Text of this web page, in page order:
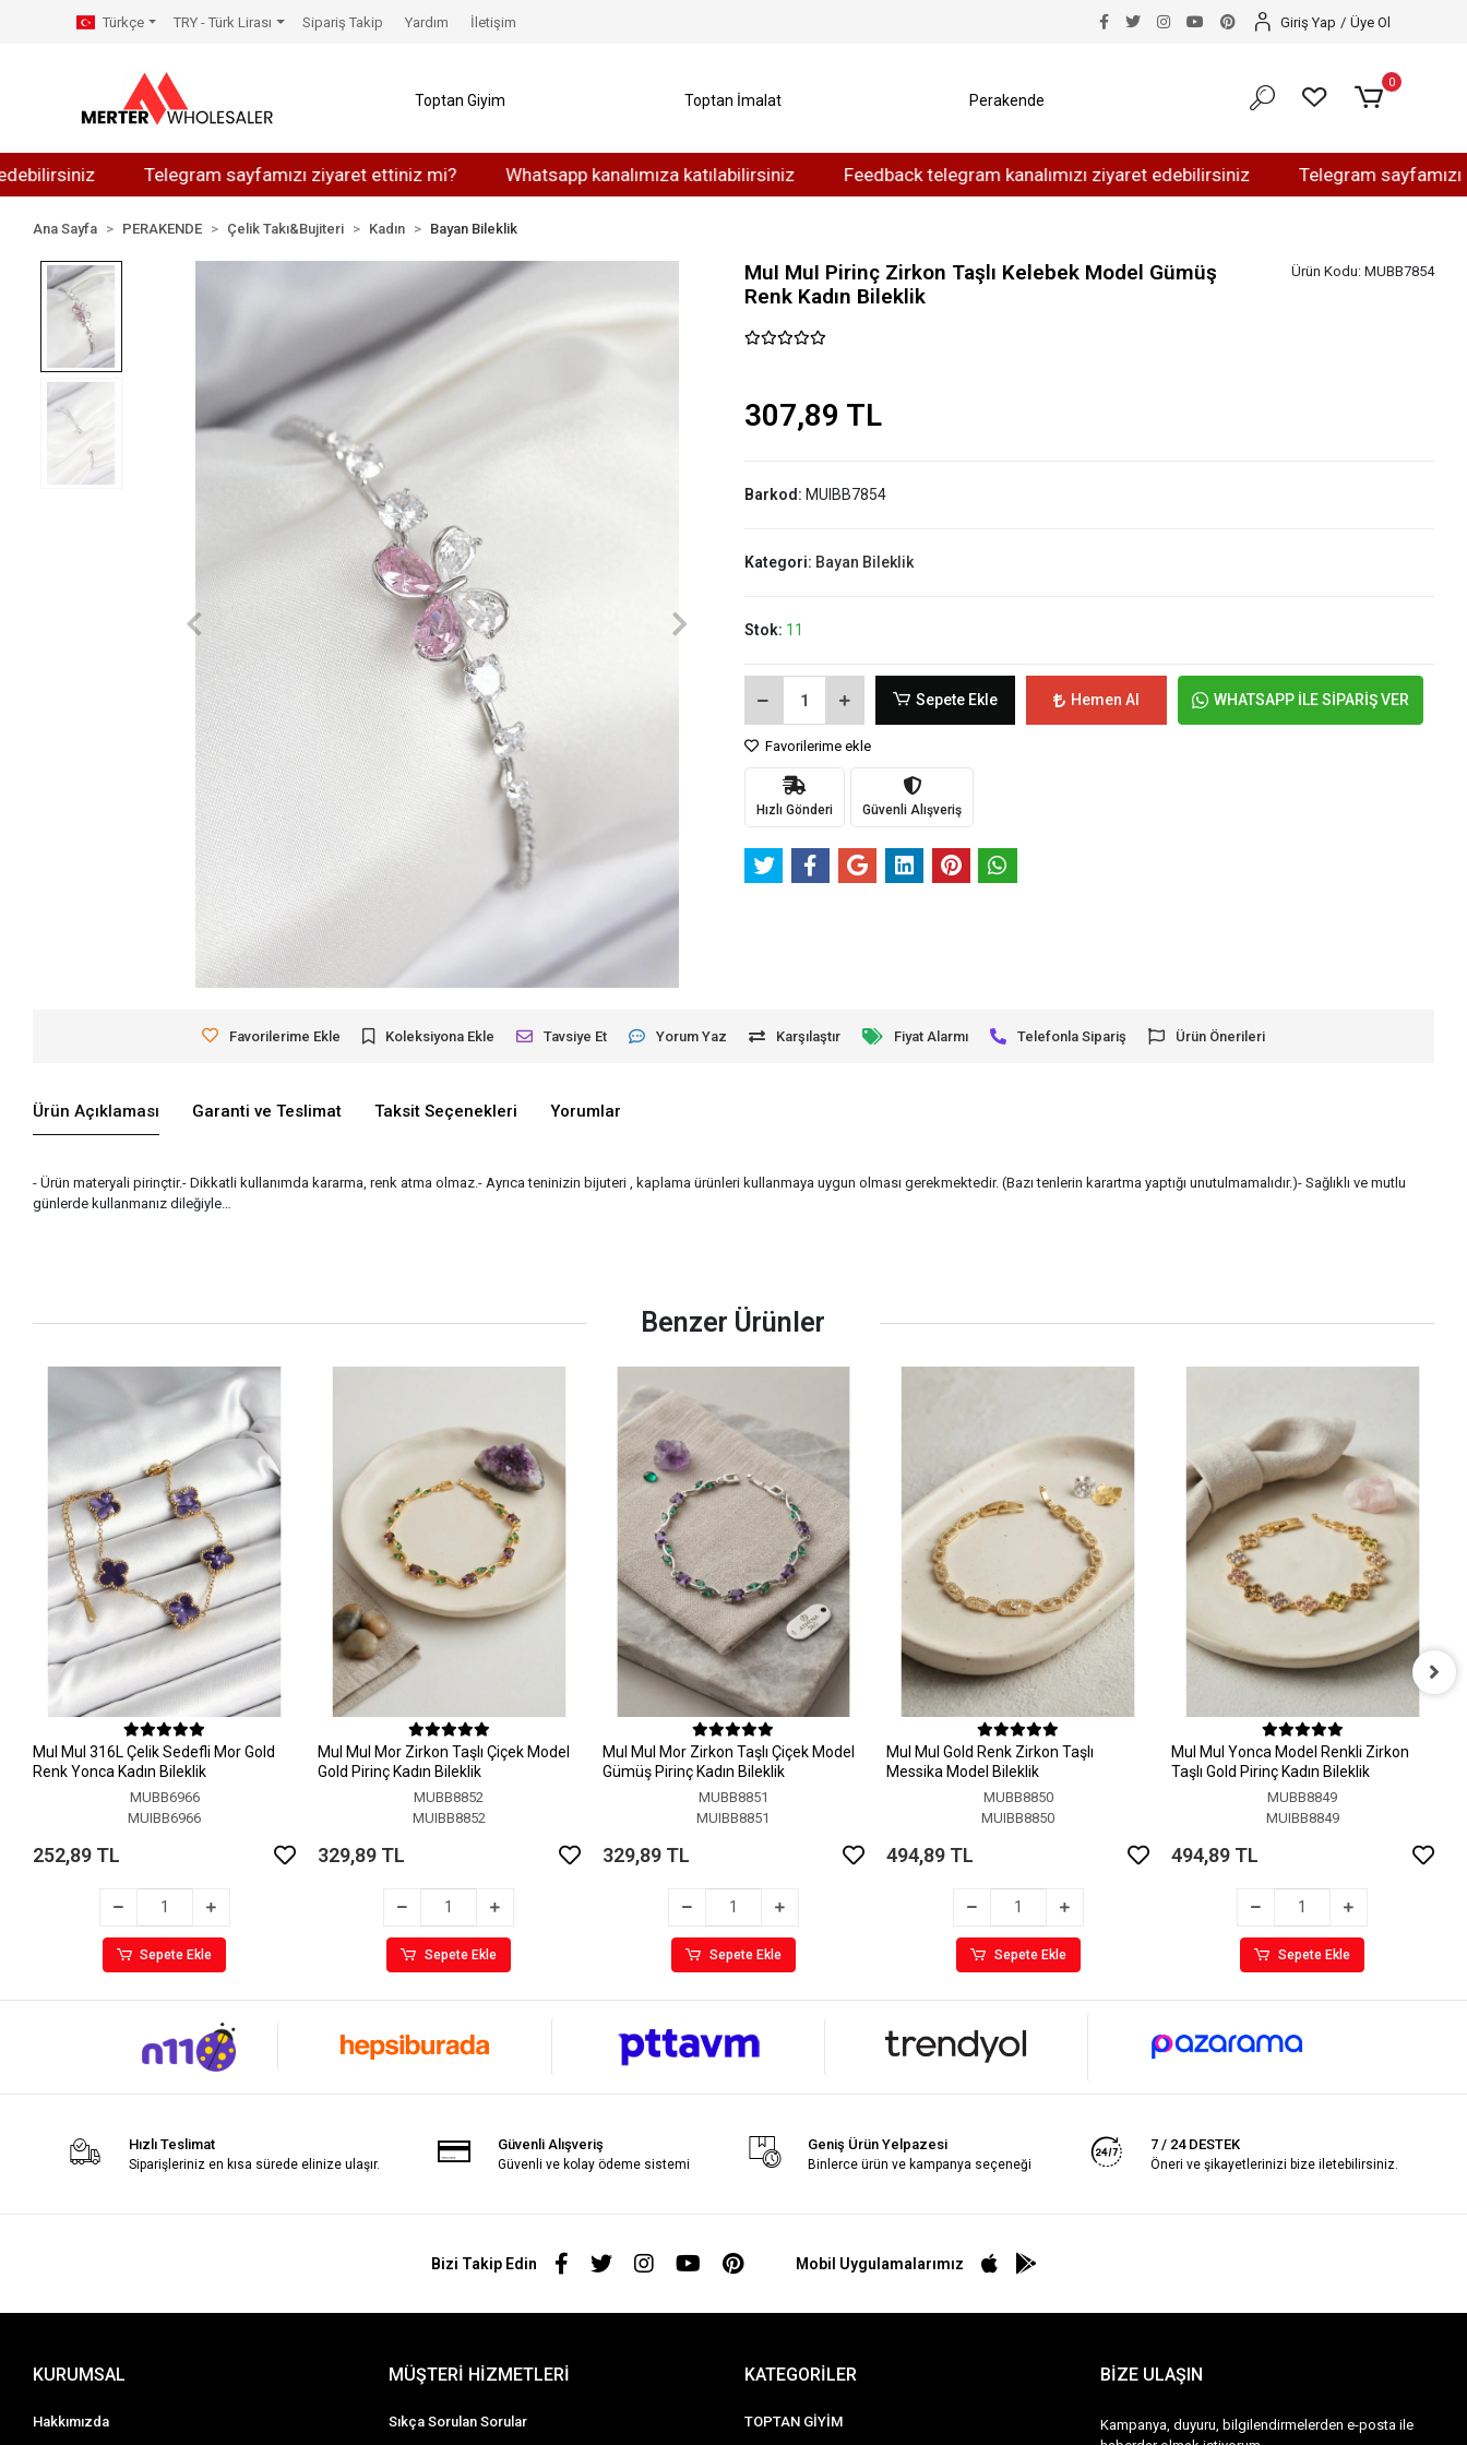
Telegram sayfamızı ziyaret ettiniz mi? Whatsapp kanalımıza katılabilirsiniz Feedback telegram kanalımızı ziyaret edebilirsiniz Telegram sayfamızı
Türkçe TRY - Türk Lirası Sipariş Takip Yardım İletişim Giriş Yap / Üye Ol
Toptan Giyim Toptan İmalat Perakende
0
Ana Sayfa PERAKENDE Çelik Takı&Bujiteri Kadın Bayan Bileklik
MuI MuI Pirinç Zirkon Taşlı Kelebek Model Gümüş
Renk Kadın Bileklik
Ürün Kodu: MUBB7854
307,89 TL
Barkod: MUIBB7854
Kategori: Bayan Bileklik
Stok: 11
Sepete Ekle Hemen Al WHATSAPP İLE SİPARİŞ VER
Favorilerime ekle
Hızlı Gönderi Güvenli Alışveriş
Favorilerime Ekle Koleksiyona Ekle Tavsiye Et Yorum Yaz Karşılaştır Fiyat Alarmı Telefonla Sipariş Ürün Önerileri
Ürün Açıklaması Garanti ve Teslimat Taksit Seçenekleri Yorumlar
- Ürün materyali pirinçtir.- Dikkatli kullanımda kararma, renk atma olmaz.- Ayrıca teninizin bijuteri , kaplama ürünleri kullanmaya uygun olması gerekmektedir. (Bazı tenlerin karartma yaptığı unutulmamalıdır.)- Sağlıklı ve mutlu
günlerde kullanmanız dileğiyle…
Benzer Ürünler
MuI MuI 316L Çelik Sedefli Mor Gold
Renk Yonca Kadın Bileklik
MUBB6966
MUIBB6966
252,89 TL
Sepete Ekle
MuI MuI Mor Zirkon Taşlı Çiçek Model
Gold Pirinç Kadın Bileklik
MUBB8852
MUIBB8852
329,89 TL
Sepete Ekle
MuI MuI Mor Zirkon Taşlı Çiçek Model
Gümüş Pirinç Kadın Bileklik
MUBB8851
MUIBB8851
329,89 TL
Sepete Ekle
MuI MuI Gold Renk Zirkon Taşlı
Messika Model Bileklik
MUBB8850
MUIBB8850
494,89 TL
Sepete Ekle
MuI MuI Yonca Model Renkli Zirkon
Taşlı Gold Pirinç Kadın Bileklik
MUBB8849
MUIBB8849
494,89 TL
Sepete Ekle
Hızlı Teslimat
Siparişleriniz en kısa sürede elinize ulaşır.
Güvenli Alışveriş
Güvenli ve kolay ödeme sistemi
Geniş Ürün Yelpazesi
Binlerce ürün ve kampanya seçeneği
7 / 24 DESTEK
Öneri ve şikayetlerinizi bize iletebilirsiniz.
Bizi Takip Edin Mobil Uygulamalarımız
KURUMSAL
Hakkımızda
MÜŞTERİ HİZMETLERİ
Sıkça Sorulan Sorular
KATEGORİLER
TOPTAN GİYİM
BİZE ULAŞIN
Kampanya, duyuru, bilgilendirmelerden e-posta ile